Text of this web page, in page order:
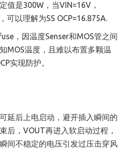
值是300W，当VIN=16V，
可以理解为SS OCP=16.875A.
，因温度Senser和MOS管之间
MOS温度，且难以布置多颗温
实现防护。
延后上电启动，避开插入瞬间的
后，VOUT再进入软启动过程，
间不稳定的电压引发过压击穿风